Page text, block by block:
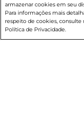
Entrega em casa
© 2026
armazenar cookies em seu
Para informações mais
respeito de cookies, consulte
Política de Privacidade.